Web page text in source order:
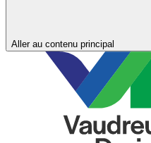
Aller au contenu principal